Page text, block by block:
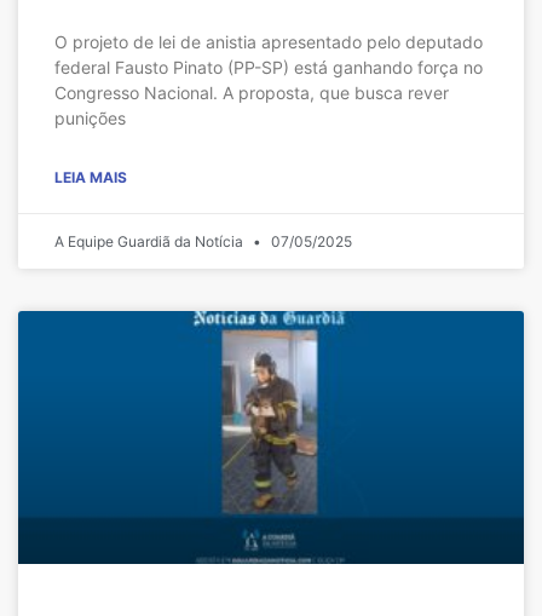
O projeto de lei de anistia apresentado pelo deputado
federal Fausto Pinato (PP-SP) está ganhando força no
Congresso Nacional. A proposta, que busca rever
punições
LEIA MAIS
A Equipe Guardiã da Notícia 07/05/2025